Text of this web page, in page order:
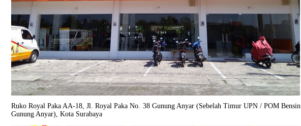
Ruko Royal Paka AA-18, Jl. Royal Paka No. 38 Gunung Anyar (Sebelah Timur UPN / POM Bensin
Gunung Anyar), Kota Surabaya